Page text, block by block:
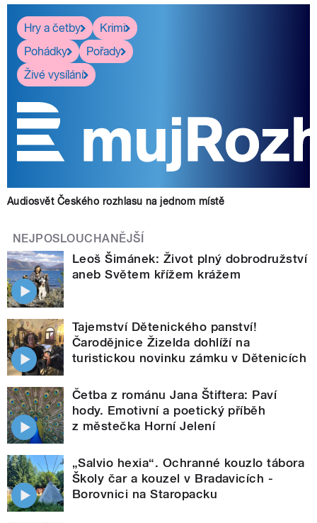
pause
Hry a četby
Krimi
Pohádky
Pořady
Živé vysílání
Audiosvět Českého rozhlasu na jednom místě
NEJPOSLOUCHANĚJŠÍ
Leoš Šimánek: Život plný dobrodružství
aneb Světem křížem krážem
Tajemství Dětenického panství!
Čarodějnice Žizelda dohlíží na
turistickou novinku zámku v Dětenicích
Četba z románu Jana Štiftera: Paví
hody. Emotivní a poetický příběh
z městečka Horní Jelení
„Salvio hexia“. Ochranné kouzlo tábora
Školy čar a kouzel v Bradavicích -
Borovnici na Staropacku